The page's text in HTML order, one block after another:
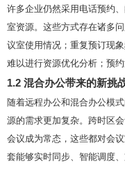
许多企业仍然采用电话预约
室资源。这些方式存在诸多
议室使用情况；重复预订现
难以进行资源优化分析；预
1.2 混合办公带来的新挑
随着远程办公和混合办公模
源的需求更加复杂。跨时区
会议成为常态，这些都对会
套能够实时同步、智能调度